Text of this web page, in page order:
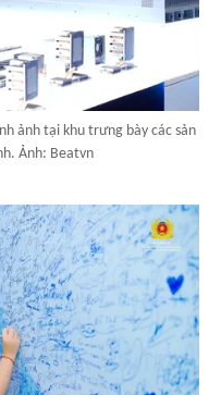
ảnh tại khu trưng bày các sản
Ảnh: Beatvn